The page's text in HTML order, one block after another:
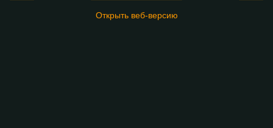
Открыть веб-версию